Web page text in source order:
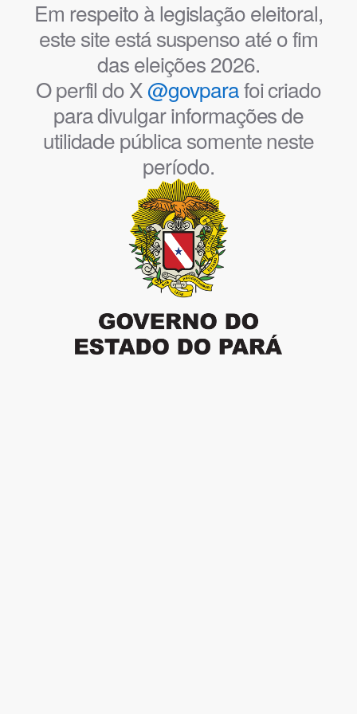
Em respeito à legislação eleitoral,
este site está suspenso até o fim
das eleições 2026.
O perfil do X@govparafoi criado
para divulgar informações de
utilidade pública somente neste
período.